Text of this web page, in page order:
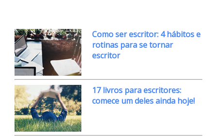
Como ser escritor: 4 hábitos e
rotinas para se tornar
escritor
17 livros para escritores:
comece um deles ainda hoje!